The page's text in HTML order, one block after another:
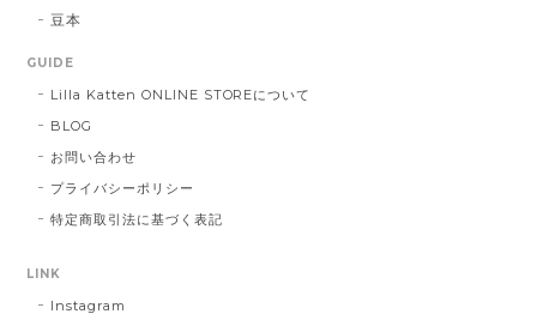
豆本
GUIDE
Lilla Katten ONLINE STOREについて
BLOG
お問い合わせ
プライバシーポリシー
特定商取引法に基づく表記
LINK
Instagram